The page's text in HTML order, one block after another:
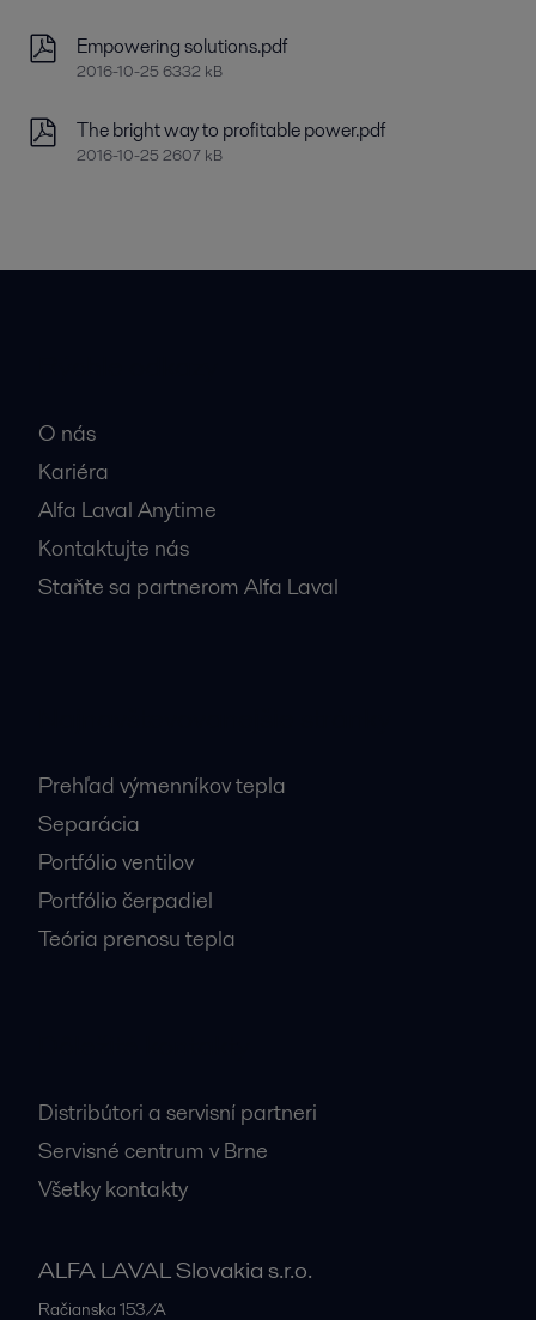
Empowering solutions.pdf
2016-10-25 6332 kB
The bright way to profitable power.pdf
2016-10-25 2607 kB
O nás
Kariéra
Alfa Laval Anytime
Kontaktujte nás
Staňte sa partnerom Alfa Laval
Prehľad výmenníkov tepla
Separácia
Portfólio ventilov
Portfólio čerpadiel
Teória prenosu tepla
Distribútori a servisní partneri
Servisné centrum v Brne
Všetky kontakty
ALFA LAVAL Slovakia s.r.o.
Račianska 153/A